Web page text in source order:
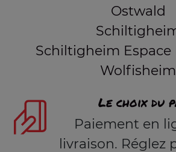
Ostwald
Schiltigheim Espace
Wolfisheim
Le choix du
Paiement en
livraison. Réglez